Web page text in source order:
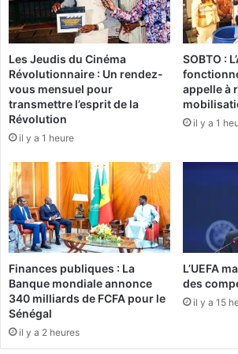
i
t
i
o
n
d
u
g
n
é
r
a
l
c
h
i
s
e
p
r
i
v
é
e
:
1
0
2
m
d
i
a
s
Les Jeudis du Cinéma
Révolutionnaire : Un rendez-
vous mensuel pour
transmettre l’esprit de la
Révolution
il y a 1 heure
SOBTO :
appelle à
il y a 1
Finances publiques : La
Banque mondiale annonce
340 milliards de FCFA pour le
Sénégal
il y a 2 heures
L’UEFA
des
il y a 15